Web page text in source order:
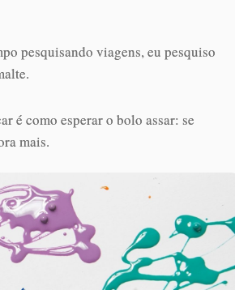
pesquisando viagens, eu pesquiso
é como esperar o bolo assar: se
mais.